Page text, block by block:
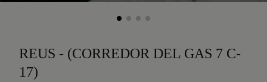
REUS - (CORREDOR DEL GAS 7 C-
17)